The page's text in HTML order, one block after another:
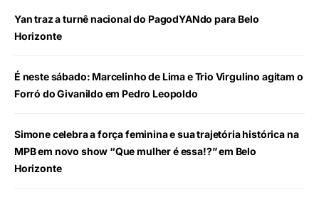
Yan traz a turnê nacional do PagodYANdo para Belo
Horizonte
É neste sábado: Marcelinho de Lima e Trio Virgulino agitam o
Forró do Givanildo em Pedro Leopoldo
Simone celebra a força feminina e sua trajetória histórica na
MPB em novo show “Que mulher é essa!?” em Belo
Horizonte